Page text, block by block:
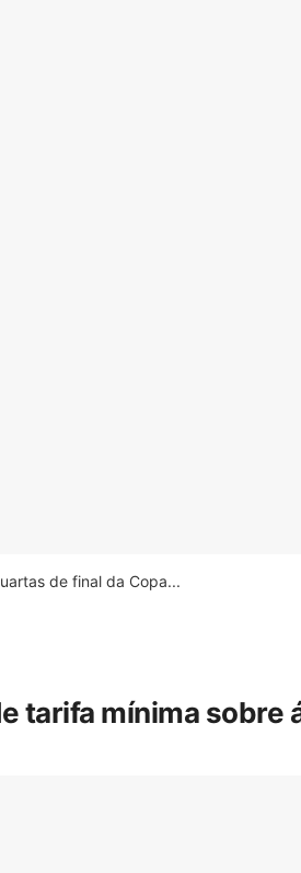
de final da Copa...
tarifa mínima sobre